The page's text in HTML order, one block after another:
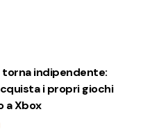
torna indipendente:
i propri giochi
a Xbox